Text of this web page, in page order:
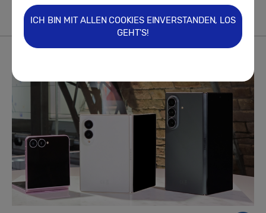
ICH BIN MIT ALLEN COOKIES EINVERSTANDEN, LOS
GEHT'S!